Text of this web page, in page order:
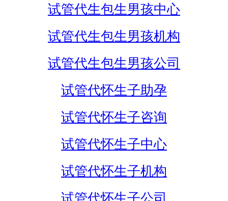
试管代生包生男孩中心
试管代生包生男孩机构
试管代生包生男孩公司
试管代怀生子助孕
试管代怀生子咨询
试管代怀生子中心
试管代怀生子机构
试管代怀生子公司